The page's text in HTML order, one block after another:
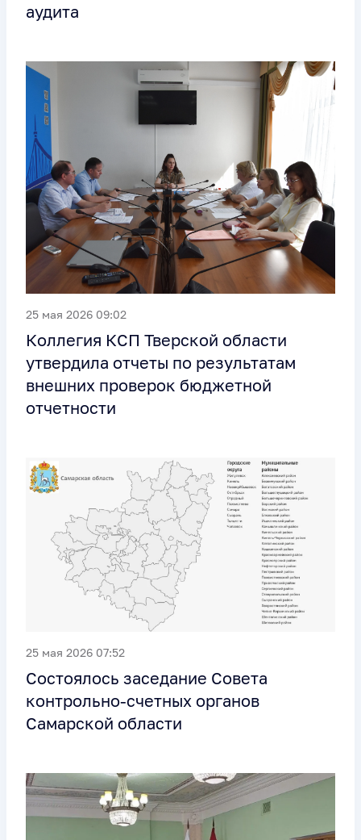
аудита
25 мая 2026 09:02
Коллегия КСП Тверской области
утвердила отчеты по результатам
внешних проверок бюджетной
отчетности
25 мая 2026 07:52
Состоялось заседание Совета
контрольно-счетных органов
Самарской области